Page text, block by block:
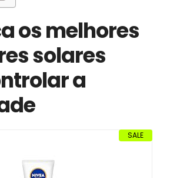
os melhores
solares
a
SALE